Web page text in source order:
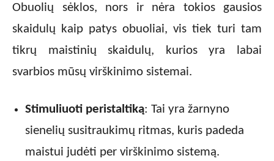
Obuolių sėklos, nors ir nėra tokios gausios
skaidulų kaip patys obuoliai, vis tiek turi tam
tikrų maistinių skaidulų, kurios yra labai
svarbios mūsų virškinimo sistemai.
Stimuliuoti peristaltiką: Tai yra žarnyno
sienelių susitraukimų ritmas, kuris padeda
maistui judėti per virškinimo sistemą.